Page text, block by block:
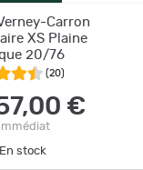
Carron
XS Plaine
20/76
(20)
€
stock